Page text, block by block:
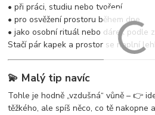
• při práci, studiu nebo tvoření
• pro osvěžení prostoru během dne
• jako osobní rituál nebo dárek podle
Stačí pár kapek a prostor se naplní
💫 Malý tip navíc
Tohle je hodně „vzdušná“ vůně – 👉
těžkého, ale spíš něco, co tě nakopne